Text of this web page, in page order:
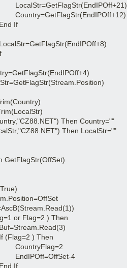
Then Country=""
Then LocalStr=""
) Then
) Then
4